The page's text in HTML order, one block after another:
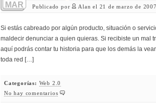
MAR Publicado por Alan el 21 de marzo de
Si estás cabreado por algún producto, situación o
maldecir denunciar a quien quieras. Si recibiste un mal
aquí podrás contar tu historia para que los demás la
toda red […]
Categorías: Web 2.0
No hay comentarios